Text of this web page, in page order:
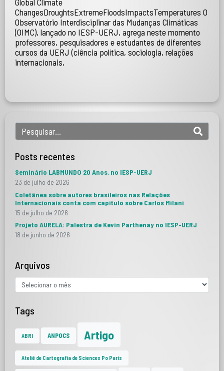
ChangesDroughtsExtremeFloodsImpactsTemperatures O
Observatório Interdisciplinar das Mudanças Climáticas
(OIMC), lançado no IESP-UERJ, agrega neste momento
professores, pesquisadores e estudantes de diferentes
cursos da UERJ (ciência política, sociologia, relações
internacionais,
Posts recentes
Seminário LABMUNDO 20 Anos, no IESP-UERJ
23 de julho de 2026
Coletânea sobre autores brasileiros nas Relações
Internacionais conta com capítulo sobre Carlos Milani
15 de julho de 2026
Projeto AURELA: Palestra de Kevin Parthenay no IESP-UERJ
18 de junho de 2026
Arquivos
Tags
ABRI ANPOCS Artigo
Ateliê de Cartografia de Sciences Po Paris